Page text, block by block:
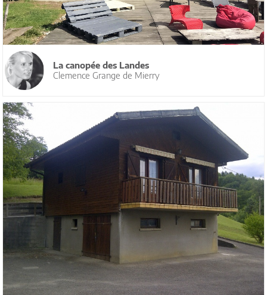
La canopée des Landes
Clemence Grange de Mierry